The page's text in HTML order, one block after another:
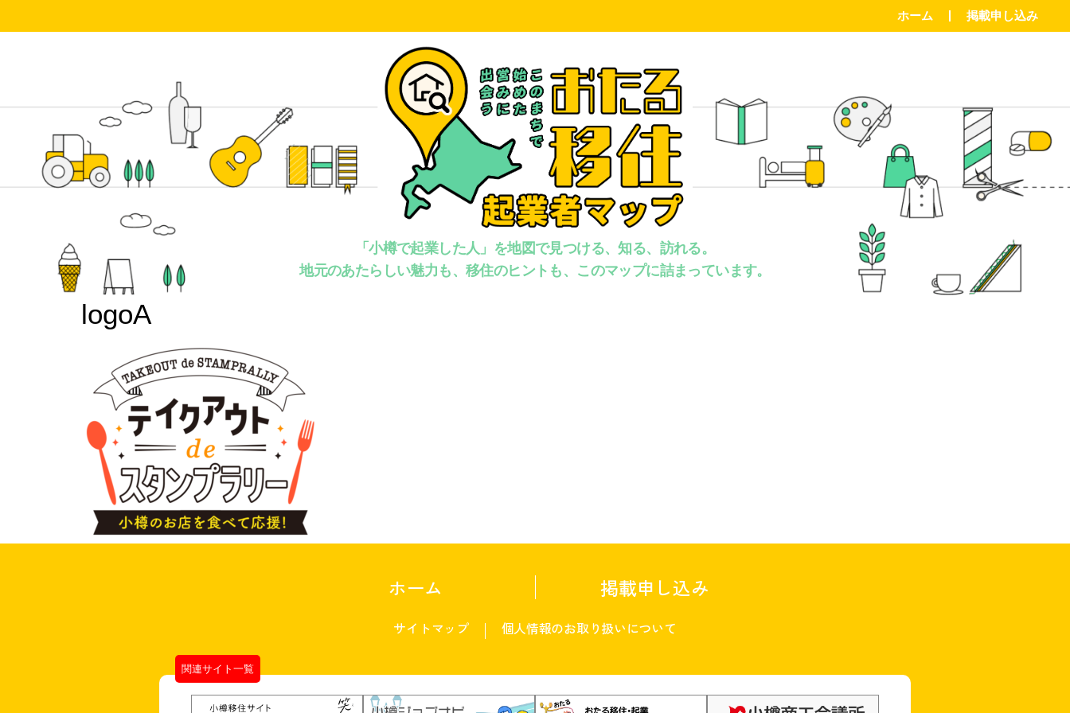
ホーム 掲載申し込み
「小樽で起業した人」を地図で見つける、知る、訪れる。
地元のあたらしい魅力も、移住のヒントも、このマップに詰まっています。
logoA
ホーム 掲載申し込み
サイトマップ 個人情報のお取り扱いについて
関連サイト一覧